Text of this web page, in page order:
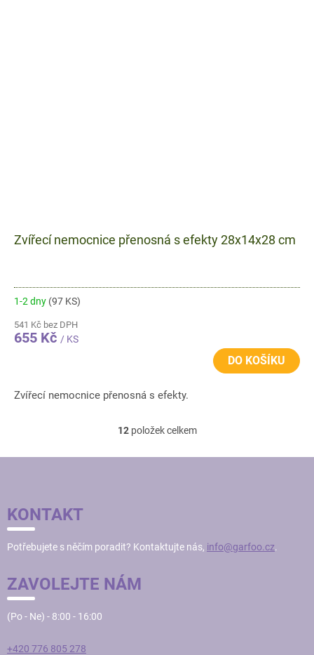
Zvířecí nemocnice přenosná s efekty 28x14x28 cm
1-2 dny (97 KS)
541 Kč bez DPH
655 Kč / KS
DO KOŠÍKU
Zvířecí nemocnice přenosná s efekty.
O
p
12položek celkem
A
T
KONTAKT
Potřebujete s něčím poradit? Kontaktujte nás, info@garfoo.cz.
ZAVOLEJTE NÁM
(Po - Ne) - 8:00 - 16:00
+420 776 805 278